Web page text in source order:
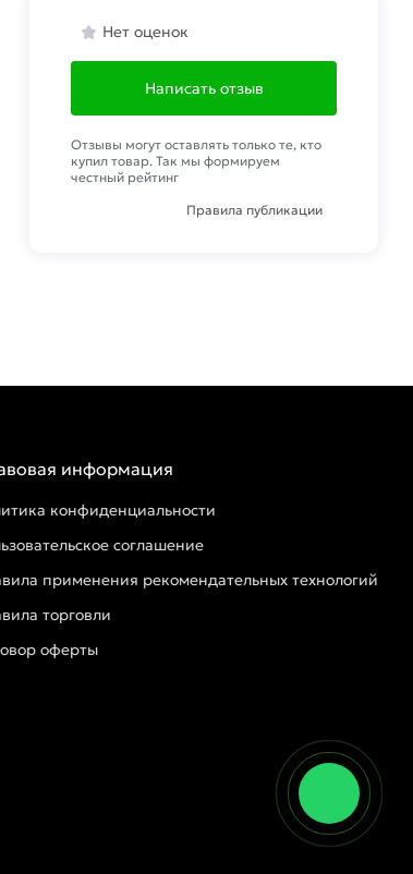
Нет оценок
Написать отзыв
Отзывы могут оставлять только те, кто
купил товар. Так мы формируем
честный рейтинг
Правила публикации
информация
конфиденциальности
соглашение
применения рекомендательных технологий
торговли
оферты